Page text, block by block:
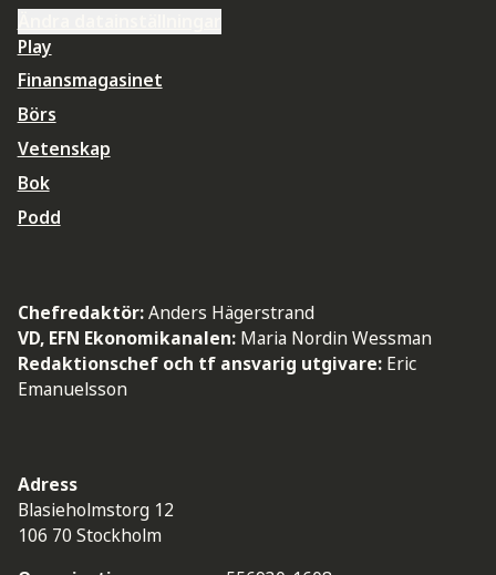
Play
Finansmagasinet
Börs
Vetenskap
Bok
Podd
Chefredaktör:Anders Hägerstrand
VD, EFN Ekonomikanalen: Maria Nordin Wessman
Redaktionschef och tf ansvarig utgivare: Eric
Emanuelsson
Adress
Blasieholmstorg 12
106 70 Stockholm